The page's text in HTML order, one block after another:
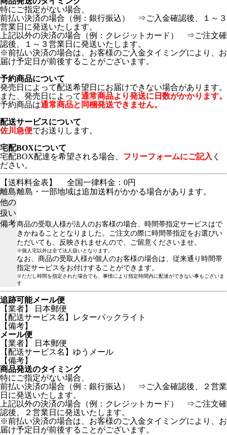
特にご指定がない場合、
前払い決済の場合（例：銀行振込） ⇒ご入金確認後、１～３
営業日に発送いたします。
上記以外の決済の場合（例：クレジットカード） ⇒ご注文確
認後、１～３営業日に発送いたします。
※前払い決済の場合は、お客様のご入金タイミングにより、お
届け予定日が前後することがございます。
予約商品について
発売日によって配送希望日にお届けできない場合があります。
また、発売日によって通常商品より発送に日数がかかります。
予約商品は通常商品と同梱発送できません。
配送サービスについて
佐川急便でお送りします。
宅配BOXについて
宅配BOX配達を希望される場合、 フリーフォームにご記入 く
ださい。
【送料料金表】
全国一律料金：0円
離島
他の
扱い
離島・一部地域は追加送料がかかる場合があります。
備考商品の受取人様が法人のお客様の場合、時間帯指定サービスはで
きかねることとなりました。ご注文の際に時間帯指定をお選びい
ただいても、反映されませんので、ご留意くださいませ。
※個人宅以外は全て法人扱いとなります。
なお、商品の受取人様が個人のお客様の場合は、従来通り時間帯
指定サービスをお付けすることができます。
※ただし時間を指定された場合でも、事情により指定時間内に配達ができない事もございま
す
追跡可能メール便
【業者】 日本郵便
【配送サービス名】レターパックライト
【備考】
メール便
【業者】 日本郵便
【配送サービス名】ゆうメール
【備考】
商品発送のタイミング
特にご指定がない場合、
前払い決済の場合（例：銀行振込） ⇒ご入金確認後、２営業
日に発送いたします。
上記以外の決済の場合（例：クレジットカード） ⇒ご注文確
認後、２営業日に発送いたします。
※前払い決済の場合は、お客様のご入金タイミングにより、お
届け予定日が前後することがございます。